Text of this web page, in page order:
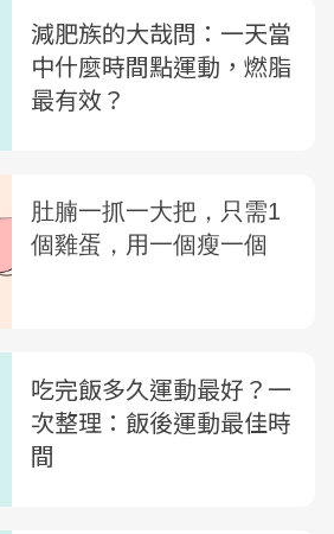
減肥族的大哉問：一天當
中什麼時間點運動，燃脂
最有效？
吃完飯多久運動最好？一
次整理：飯後運動最佳時
間